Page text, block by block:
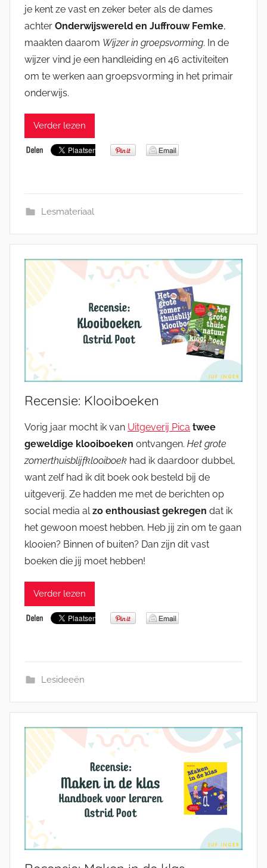
je kent ze vast en zeker beter als de dames
achter Onderwijswereld en Juffrouw Femke,
maakten daarom Wijzer in groepsvorming. In de
wijzer vind je een handleiding en 46 activiteiten
om te werken aan groepsvorming in het primair
onderwijs.
Verder lezen
Lesmateriaal
Recensie: Klooiboeken
Vorig jaar mocht ik van Uitgeverij Pica twee
geweldige klooiboeken ontvangen. Het grote
zomerthuisblijfklooiboek had ik daardoor dubbel,
want zelf had ik dit boek ook besteld bij de
uitgeverij. Ze hadden me met de berichten op
social media alzo enthousiast gekregen dat ik
het gewoon moest hebben. Heb jij zin om te gaan
klooien? Binnen of buiten? Dan zijn dit vast
boeken die jij moet hebben!
Verder lezen
Lesideeën